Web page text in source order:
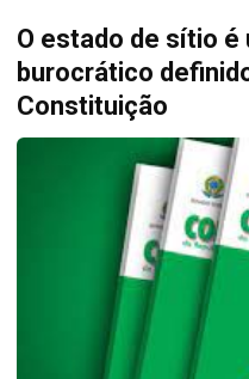
O estado de sítio é
burocrático
Constituição